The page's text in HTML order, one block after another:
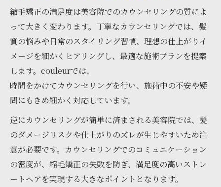
縮毛矯正の満足度は美容院でのカウンセリングの質によ
って大きく変わります。丁寧なカウンセリングでは、髪
質の悩みや日常のスタイリング習慣、理想の仕上がりイ
メージを細かくヒアリングし、最適な施術プランを提案
します。couleurでは、
時間をかけてカウンセリングを行い、施術中の不安や疑
問にもきめ細かく対応しています。
逆にカウンセリングが簡単に済まされる美容院では、髪
のダメージリスクや仕上がりのズレが生じやすいため注
意が必要です。カウンセリングでのコミュニケーション
の密度が、縮毛矯正の失敗を防ぎ、満足度の高いストレ
ートヘアを実現する大きなポイントとなります。